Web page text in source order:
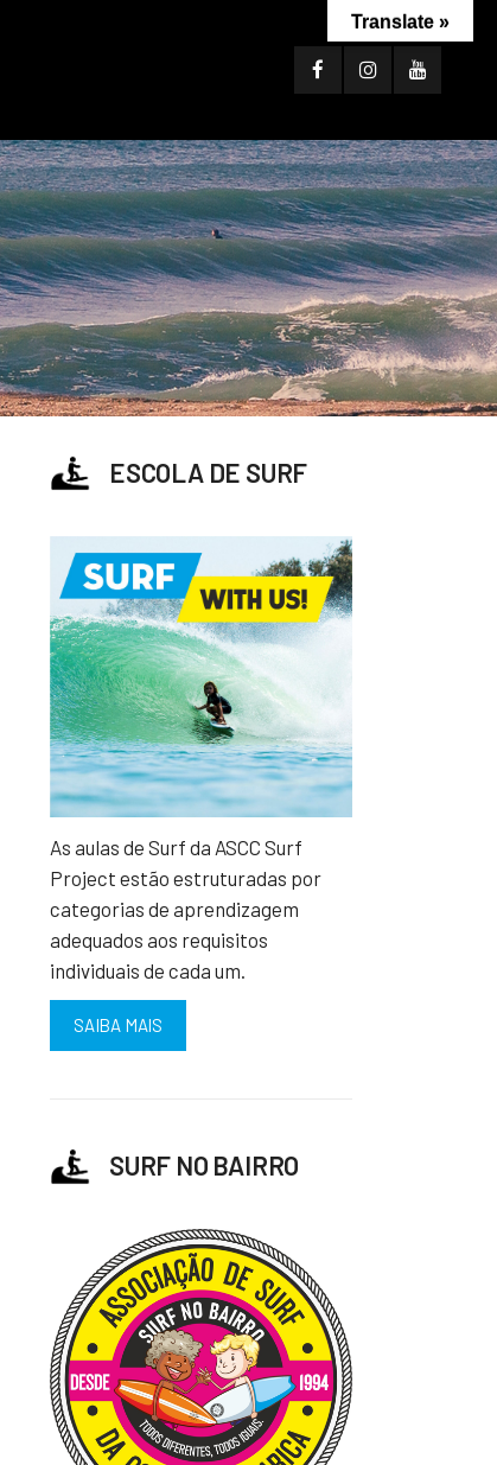
ESCOLA DE SURF
As aulas de Surf da ASCC Surf
Project estão estruturadas por
categorias de aprendizagem
adequados aos requisitos
individuais de cada um.
SAIBA MAIS
SURF NO BAIRRO
Translate »